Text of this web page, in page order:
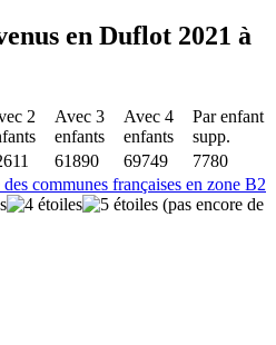
en Duflot 2021 à
2
Avec 3
enfants
Avec 4
enfants
Par enfant
supp.
61890 69749
7780
des communes françaises en zone B2
(pas encore de